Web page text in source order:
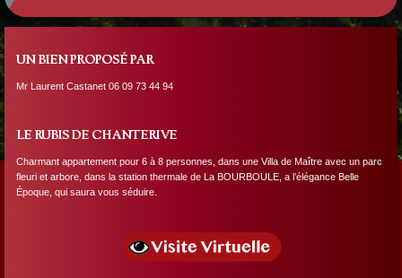
UN BIEN PROPOSÉ PAR
Mr Laurent Castanet 06 09 73 44 94
LE RUBIS DE CHANTERIVE
Charmant appartement pour 6 à 8 personnes, dans une Villa de Maître avec un parc
fleuri et arbore, dans la station thermale de La BOURBOULE, a l’élégance Belle
Époque, qui saura vous séduire.